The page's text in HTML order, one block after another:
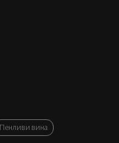
Пенливи вина